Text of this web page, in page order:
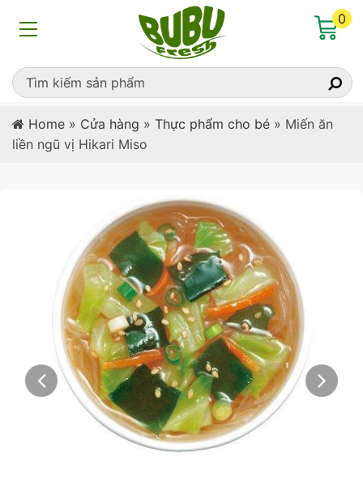
0
Home » Cửa hàng » Thực phẩm cho bé » Miến ăn
liền ngũ vị Hikari Miso